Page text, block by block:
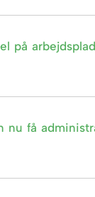
på
nu få